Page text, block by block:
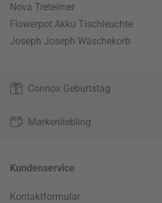
Nova Treteimer
Flowerpot Akku Tischleuchte
Joseph Joseph Wäschekorb
Connox Geburtstag
Markenliebling
Kundenservice
Kontaktformular